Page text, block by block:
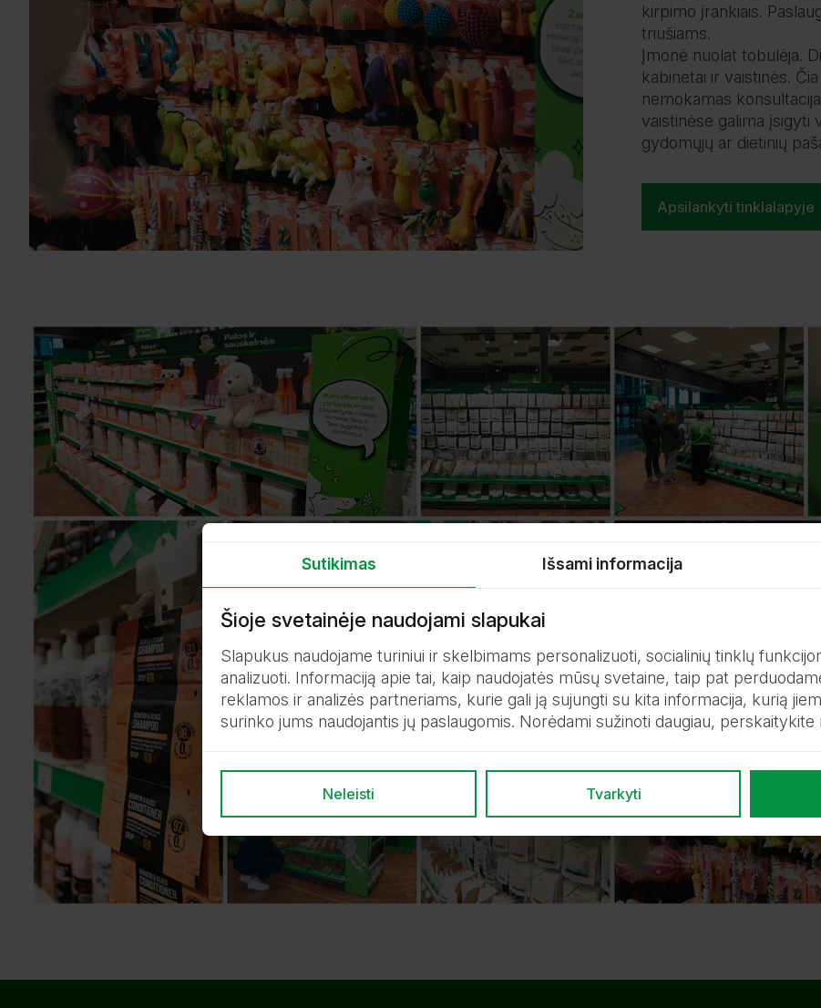
kirpimo įrankiais.
triušiams.
Įmonė nuolat tobulėja.
kabinetai ir vaistinės.
nemokamas
vaistinėse galima įsigyti
gydomųjų ar dietinių
Apsilankyti tinklalapyje
Sutikimas Išsami informacija
Šioje svetainėje naudojami slapukai
Slapukus naudojame turiniui ir skelbimams personalizuoti, socialinių tinklų
analizuoti. Informaciją apie tai, kaip naudojatės mūsų svetaine, taip pat
reklamos ir analizės partneriams, kurie gali ją sujungti su kita informacija, kurią
surinko jums naudojantis jų paslaugomis. Norėdami sužinoti daugiau, perskaitykite
Neleisti Tvarkyti